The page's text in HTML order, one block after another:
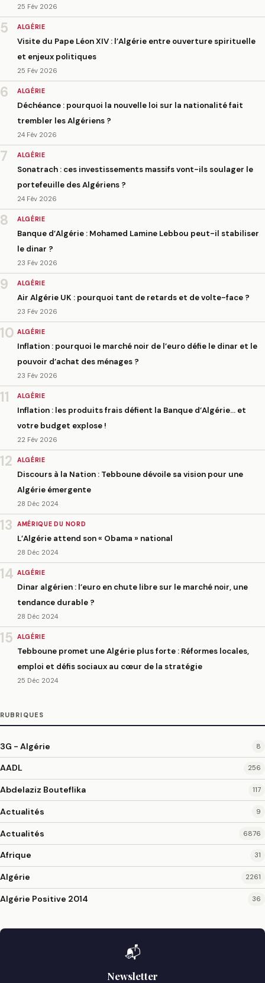
25 Fév 2026
5 ALGÉRIE
Visite du Pape Léon XIV : l’Algérie entre ouverture spirituelle
et enjeux politiques
25 Fév 2026
6 ALGÉRIE
Déchéance : pourquoi la nouvelle loi sur la nationalité fait
trembler les Algériens ?
24 Fév 2026
7 ALGÉRIE
Sonatrach : ces investissements massifs vont-ils soulager le
portefeuille des Algériens ?
24 Fév 2026
8 ALGÉRIE
Banque d’Algérie : Mohamed Lamine Lebbou peut-il stabiliser
le dinar ?
23 Fév 2026
9 ALGÉRIE
Air Algérie UK : pourquoi tant de retards et de volte-face ?
23 Fév 2026
10 ALGÉRIE
Inflation : pourquoi le marché noir de l’euro défie le dinar et le
pouvoir d’achat des ménages ?
23 Fév 2026
11 ALGÉRIE
Inflation : les produits frais défient la Banque d’Algérie… et
votre budget explose !
22 Fév 2026
12 ALGÉRIE
Discours à la Nation : Tebboune dévoile sa vision pour une
Algérie émergente
28 Déc 2024
13 AMÉRIQUE DU NORD
L’Algérie attend son « Obama » national
28 Déc 2024
14 ALGÉRIE
Dinar algérien : l’euro en chute libre sur le marché noir, une
tendance durable ?
28 Déc 2024
15 ALGÉRIE
Tebboune promet une Algérie plus forte : Réformes locales,
emploi et défis sociaux au cœur de la stratégie
25 Déc 2024
RUBRIQUES
3G - Algérie 8
AADL 256
Abdelaziz Bouteflika 117
Actualités 9
Actualités 6876
Afrique 31
Algérie 2261
Algérie Positive 2014 36
📬
Newsletter